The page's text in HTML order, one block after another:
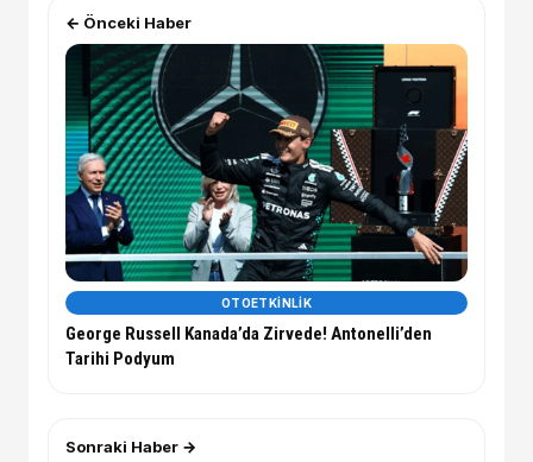
← Önceki Haber
OTOETKINLIK
George Russell Kanada’da Zirvede! Antonelli’den
Tarihi Podyum
Sonraki Haber →